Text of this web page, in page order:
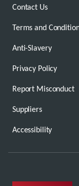
Contact Us
Terms and
Anti-Slavery
Privacy Policy
Report Misconduct
Suppliers
Accessibility